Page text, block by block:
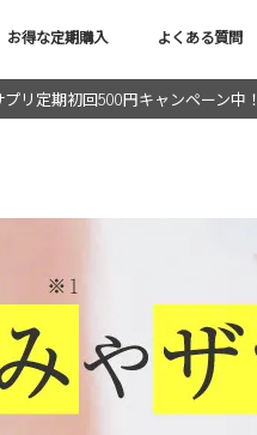
お得な定期購入 よくある質問
リ定期初回500円キャンペーン中！